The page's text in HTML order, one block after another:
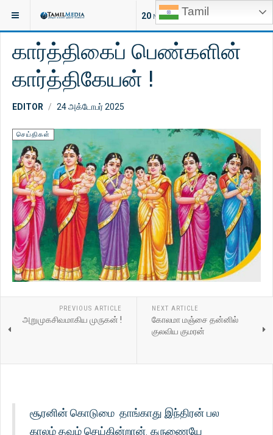
Tamil
20 NEW ARTICLES
இருக்குமிடம்: ஆன்மீகம்
கார்த்திகைப் பெண்களின்
கார்த்திகேயன் !
EDITOR 24 அக்டோபர் 2025
செய்திகள்
PREVIOUS ARTICLE
அறுமுகசிவமாகிய முருகன் !
NEXT ARTICLE
கோலமா மஞ்சை தன்னில்
குலவிய குமரன்
சூரனின் கொடுமை தாங்காது இந்திரன் பல
காலம் தவம் செய்கின்றான். கருணையே